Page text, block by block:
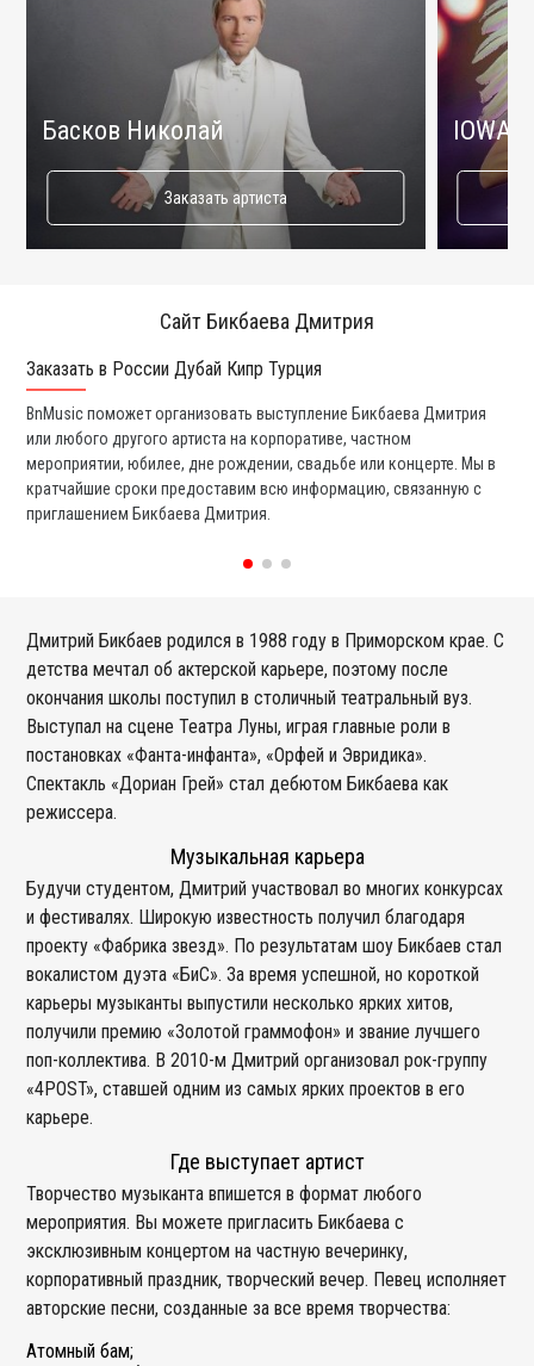
Басков Николай
Заказать артиста
IOWA
Сайт Бикбаева Дмитрия
Заказать в России Дубай Кипр Турция
BnMusic поможет организовать выступление Бикбаева Дмитрия
или любого другого артиста на корпоративе, частном
мероприятии, юбилее, дне рождении, свадьбе или концерте. Мы в
кратчайшие сроки предоставим всю информацию, связанную с
приглашением Бикбаева Дмитрия.
Дмитрий Бикбаев родился в 1988 году в Приморском крае. С
детства мечтал об актерской карьере, поэтому после
окончания школы поступил в столичный театральный вуз.
Выступал на сцене Театра Луны, играя главные роли в
постановках «Фанта-инфанта», «Орфей и Эвридика».
Спектакль «Дориан Грей» стал дебютом Бикбаева как
режиссера.
Музыкальная карьера
Будучи студентом, Дмитрий участвовал во многих конкурсах
и фестивалях. Широкую известность получил благодаря
проекту «Фабрика звезд». По результатам шоу Бикбаев стал
вокалистом дуэта «БиС». За время успешной, но короткой
карьеры музыканты выпустили несколько ярких хитов,
получили премию «Золотой граммофон» и звание лучшего
поп-коллектива. В 2010-м Дмитрий организовал рок-группу
«4POST», ставшей одним из самых ярких проектов в его
карьере.
Где выступает артист
Творчество музыканта впишется в формат любого
мероприятия. Вы можете пригласить Бикбаева с
эксклюзивным концертом на частную вечеринку,
корпоративный праздник, творческий вечер. Певец исполняет
авторские песни, созданные за все время творчества:
Атомный бам;